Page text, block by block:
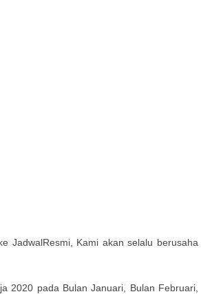
JadwalResmi, Kami akan selalu berusaha
2020 pada Bulan Januari, Bulan Februari,